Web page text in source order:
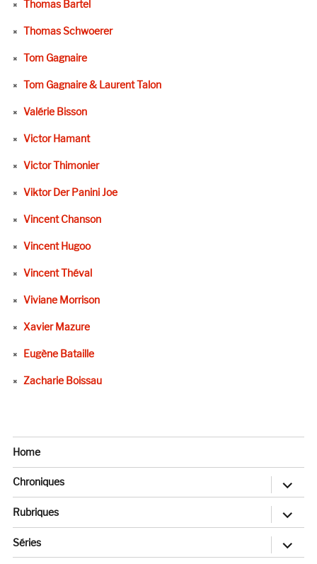
Thomas Bartel
Thomas Schwoerer
Tom Gagnaire
Tom Gagnaire & Laurent Talon
Valérie Bisson
Victor Hamant
Victor Thimonier
Viktor Der Panini Joe
Vincent Chanson
Vincent Hugoo
Vincent Théval
Viviane Morrison
Xavier Mazure
Eugène Bataille
Zacharie Boissau
Home
Chroniques
ouvrir
sous-
menu
Rubriques
ouvrir
sous-
menu
Séries
ouvrir
sous-